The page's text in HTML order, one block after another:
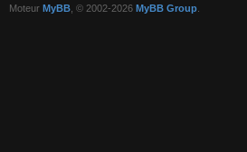
Moteur MyBB , © 2002-2026 MyBB Group